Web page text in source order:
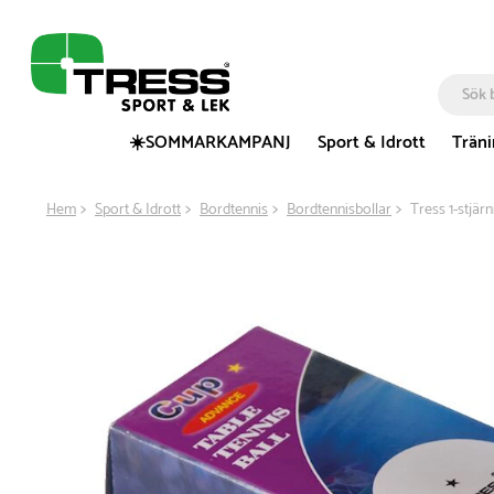
☀️SOMMARKAMPANJ
Sport & Idrott
Hem Sport & Idrott Bordtennis Bordtennisbollar Tress 1-